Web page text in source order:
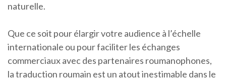
naturelle.
Que ce soit pour élargir votre audience à l’échelle
internationale ou pour faciliter les échanges
commerciaux avec des partenaires roumanophones,
la traduction roumain est un atout inestimable dans le